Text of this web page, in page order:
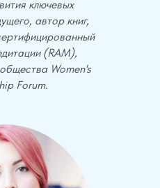
ключевых
автор книг,
(RAM),
Women's
Forum.